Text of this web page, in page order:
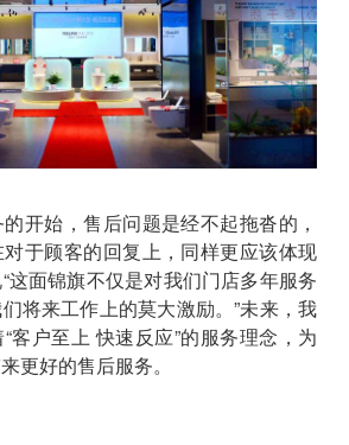
开始，售后问题是经不起拖沓的，
于顾客的回复上，同样更应该体现
这面锦旗不仅是对我们门店多年服务
将来工作上的莫大激励。”未来，我
客户至上 快速反应”的服务理念，为
更好的售后服务。